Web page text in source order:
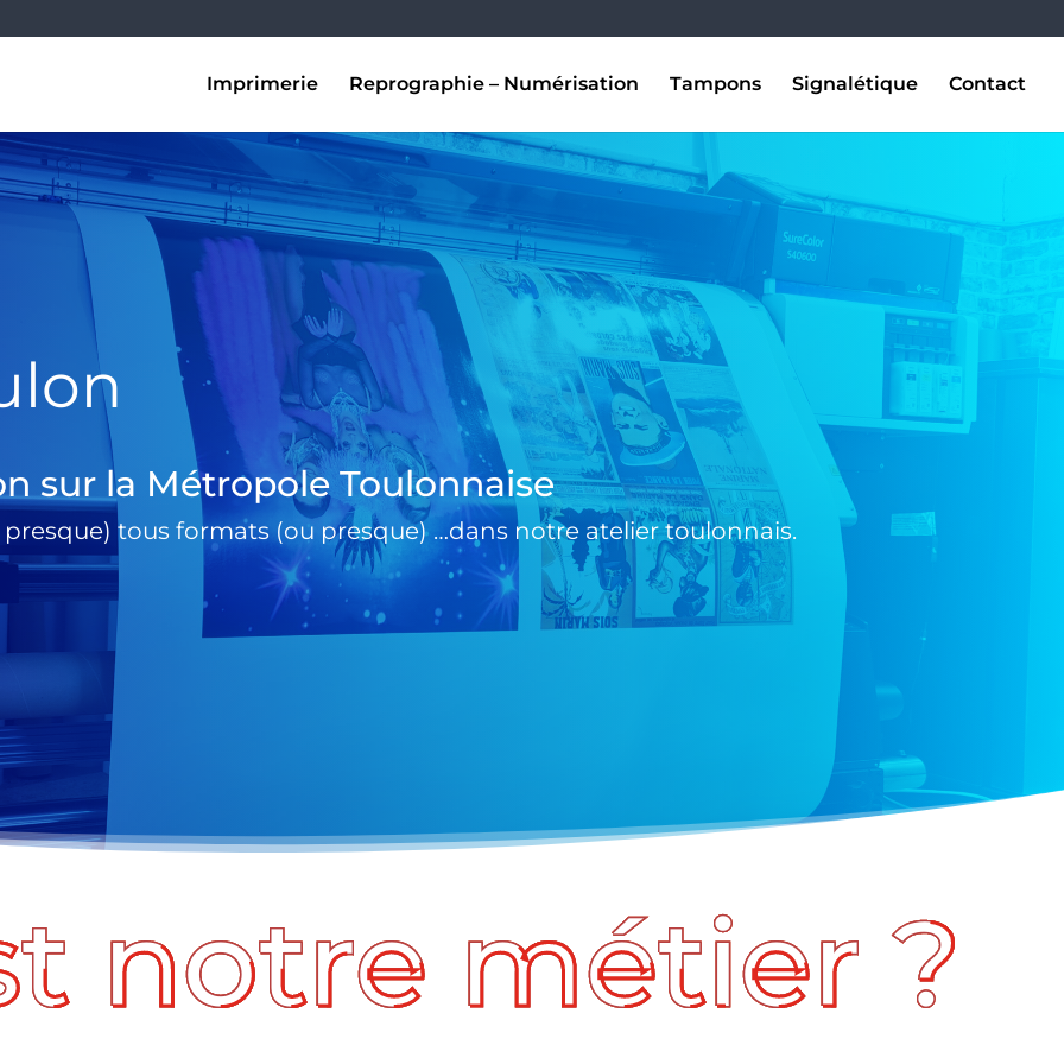
Imprimerie Reprographie – Numérisation Tampons Signalétique Contact
sur la Métropole Toulonnaise
tous formats (ou presque) …dans notre atelier toulonnais.